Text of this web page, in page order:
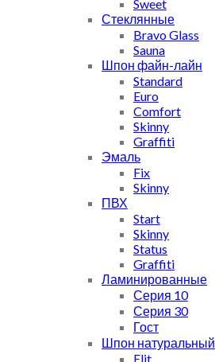
Sweet
Стеклянные
Bravo Glass
Sauna
Шпон файн-лайн
Standard
Euro
Comfort
Skinny
Graffiti
Эмаль
Fix
Skinny
ПВХ
Start
Skinny
Status
Graffiti
Ламинированные
Серия 10
Серия 30
Гост
Шпон натуральный
Elit